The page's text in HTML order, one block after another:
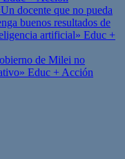
docente que no pueda
buenos resultados de
artificial» Educ +
de Milei no
Educ + Acción